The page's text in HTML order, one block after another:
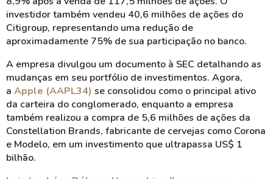
investidor também vendeu 40,6 milhões de ações do
Citigroup, representando uma redução de
aproximadamente 75% de sua participação no banco.
A empresa divulgou um documento à SEC detalhando as
mudanças em seu portfólio de investimentos. Agora,
a Apple (AAPL34) se consolidou como o principal ativo
da carteira do conglomerado, enquanto a empresa
também realizou a compra de 5,6 milhões de ações da
Constellation Brands, fabricante de cervejas como Corona
e Modelo, em um investimento que ultrapassa US$ 1
bilhão.